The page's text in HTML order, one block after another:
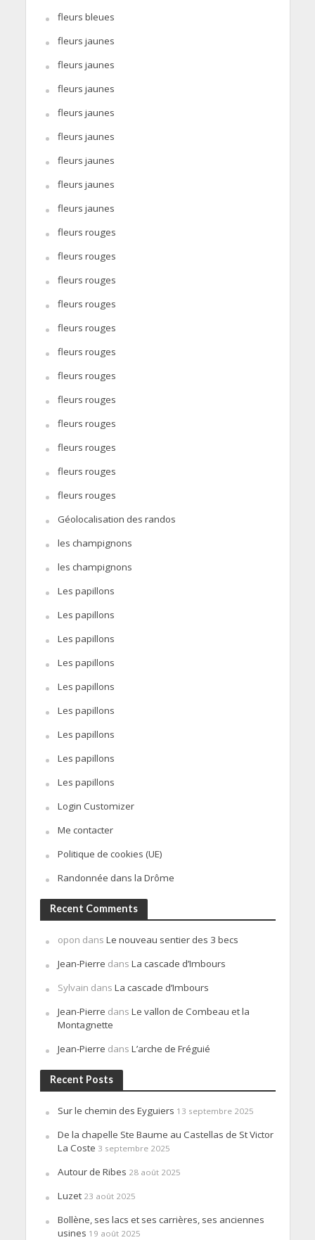
fleurs bleues
fleurs jaunes
fleurs jaunes
fleurs jaunes
fleurs jaunes
fleurs jaunes
fleurs jaunes
fleurs jaunes
fleurs jaunes
fleurs rouges
fleurs rouges
fleurs rouges
fleurs rouges
fleurs rouges
fleurs rouges
fleurs rouges
fleurs rouges
fleurs rouges
fleurs rouges
fleurs rouges
fleurs rouges
Géolocalisation des randos
les champignons
les champignons
Les papillons
Les papillons
Les papillons
Les papillons
Les papillons
Les papillons
Les papillons
Les papillons
Les papillons
Login Customizer
Me contacter
Politique de cookies (UE)
Randonnée dans la Drôme
Recent Comments
opon dans Le nouveau sentier des 3 becs
Jean-Pierre dans La cascade d’Imbours
Sylvain dans La cascade d’Imbours
Jean-Pierre dans Le vallon de Combeau et la
Montagnette
Jean-Pierre dans L’arche de Fréguié
Recent Posts
Sur le chemin des Eyguiers 13 septembre 2025
De la chapelle Ste Baume au Castellas de St Victor
La Coste 3 septembre 2025
Autour de Ribes 28 août 2025
Luzet 23 août 2025
Bollène, ses lacs et ses carrières, ses anciennes
usines 19 août 2025